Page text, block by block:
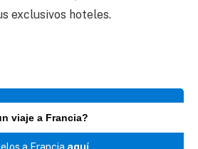
exclusivos hoteles.
viaje a Francia?
a Francia aquí